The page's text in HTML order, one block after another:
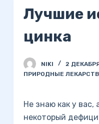
Лучшие
цинка
NIKI
2
ПРИРОДНЫЕ
Не знаю как у вас,
некоторый